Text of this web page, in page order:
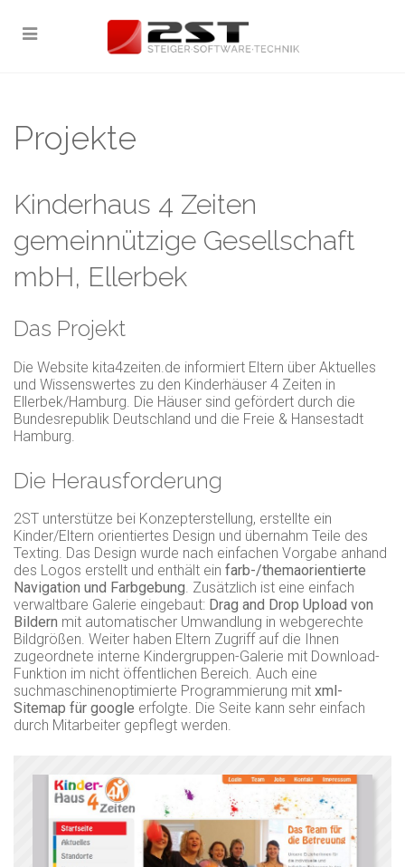
Projekte
Kinderhaus 4 Zeiten
gemeinnützige Gesellschaft
mbH, Ellerbek
Das Projekt
Die Website kita4zeiten.de informiert Eltern über Aktuelles
und Wissenswertes zu den Kinderhäuser 4 Zeiten in
Ellerbek/Hamburg. Die Häuser sind gefördert durch die
Bundesrepublik Deutschland und die Freie & Hansestadt
Hamburg.
Die Herausforderung
2ST unterstütze bei Konzepterstellung, erstellte ein
Kinder/Eltern orientiertes Design und übernahm Teile des
Texting. Das Design wurde nach einfachen Vorgabe anhand
des Logos erstellt und enthält ein farb-/themaorientierte
Navigation und Farbgebung . Zusätzlich ist eine einfach
verwaltbare Galerie eingebaut: Drag and Drop Upload von
Bildern mit automatischer Umwandlung in webgerechte
Bildgrößen. Weiter haben Eltern Zugriff auf die Ihnen
zugeordnete interne Kindergruppen-Galerie mit Download-
Funktion im nicht öffentlichen Bereich. Auch eine
suchmaschinenoptimierte Programmierung mit xml-
Sitemap für google erfolgte. Die Seite kann sehr einfach
durch Mitarbeiter gepflegt werden.